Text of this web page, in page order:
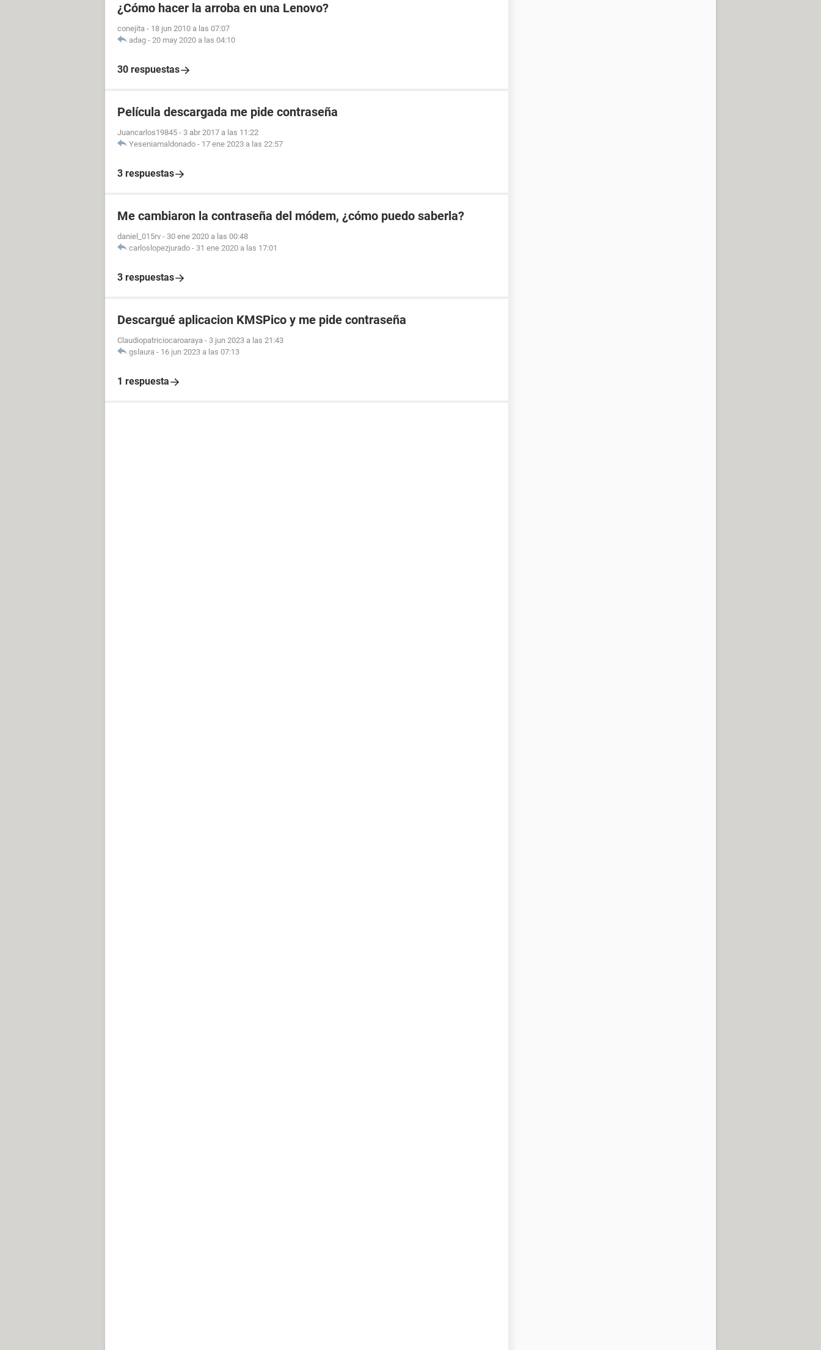
¿Cómo hacer la arroba en una Lenovo?
conejita - 18 jun 2010 a las 07:07
adag - 20 may 2020 a las 04:10
30 respuestas
Película descargada me pide contraseña
Juancarlos19845 - 3 abr 2017 a las 11:22
Yeseniamaldonado - 17 ene 2023 a las 22:57
3 respuestas
Me cambiaron la contraseña del módem, ¿cómo puedo saberla?
daniel_015rv - 30 ene 2020 a las 00:48
carloslopezjurado - 31 ene 2020 a las 17:01
3 respuestas
Descargué aplicacion KMSPico y me pide contraseña
Claudiopatriciocaroaraya - 3 jun 2023 a las 21:43
gslaura - 16 jun 2023 a las 07:13
1 respuesta